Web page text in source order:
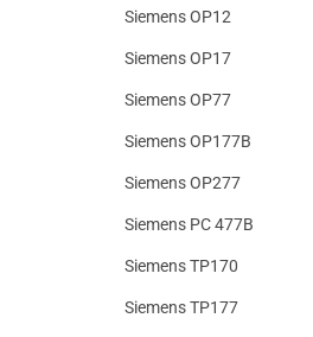
Siemens OP12
Siemens OP17
Siemens OP77
Siemens OP177B
Siemens OP277
Siemens PC 477B
Siemens TP170
Siemens TP177